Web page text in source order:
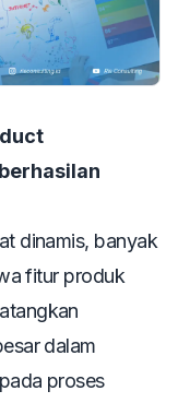
dinamis, banyak
fitur produk
dalam
proses